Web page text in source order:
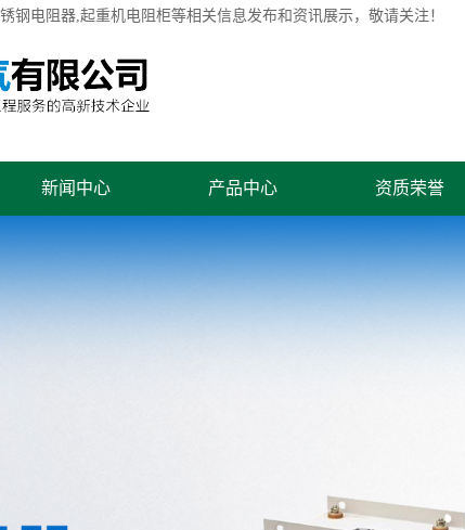
钢电阻器,起重机电阻柜等相关信息发布和资讯展示，敬请关注！
新闻中心 产品中心 资质荣誉